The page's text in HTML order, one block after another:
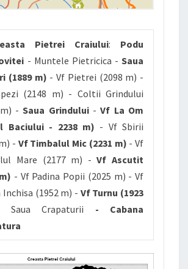
Pietrei Craiului: Podu
- Muntele Pietricica - Saua
(1889 m) - Vf Pietrei (2098 m) -
(2148 m) - Coltii Grindului
- Saua Grindului-Vf La Om
Baciului - 2238 m) - Vf Sbirii
- Vf Timbalul Mic (2231 m) - Vf
Mare (2177 m) -Vf Ascutit
- Vf Padina Popii (2025 m) - Vf
Inchisa (1952 m) - Vf Turnu (1923
Crapaturii - Cabana